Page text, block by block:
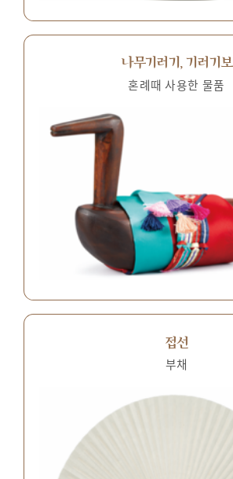
나무기러기, 기러기보
혼례때 사용한 물품
접선
부채